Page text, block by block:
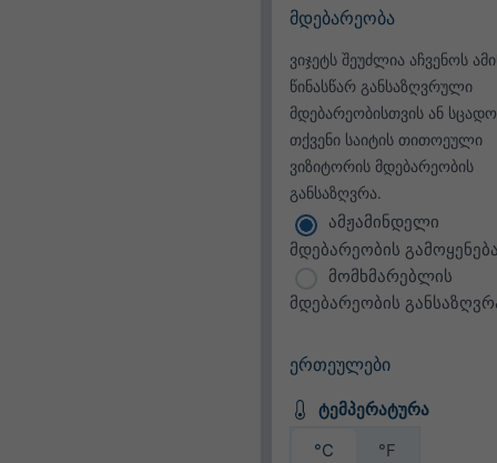
მდებარეობა
ვიჯეტს შეუძლია აჩვენოს
წინასწარ განსაზღვრული
მდებარეობისთვის ან
თქვენი საიტის თითოეული
ვიზიტორის მდებარეობის
განსაზღვრა.
ამჟამინდელი
მდებარეობის
მომხმარებლის
მდებარეობის
ერთეულები
ტემპერატურა
°C
°F